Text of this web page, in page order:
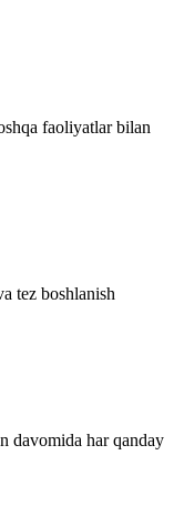
faoliyatlar bilan
tez boshlanish
davomida har qanday